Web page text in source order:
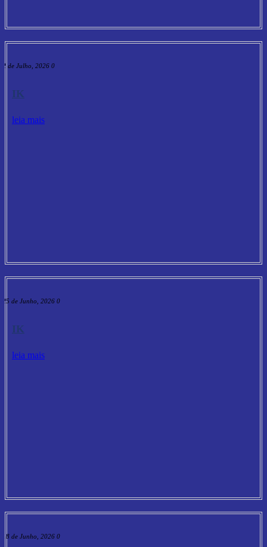
2 de Julho, 2026 0
IK
leia mais
25 de Junho, 2026 0
IK
leia mais
18 de Junho, 2026 0